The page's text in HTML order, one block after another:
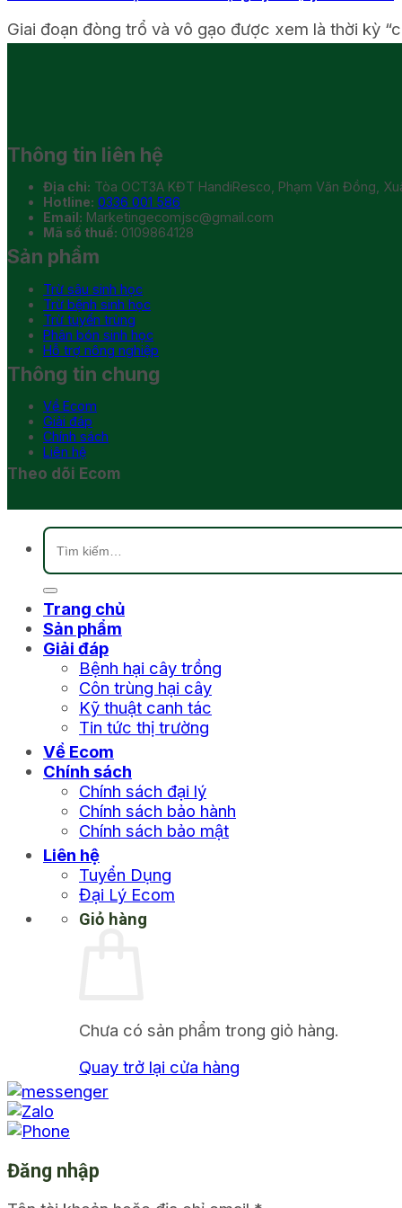
Giai đoạn đòng trổ và vô gạo được xem là thời kỳ
Thông tin liên hệ
Địa chỉ: Tòa OCT3A KĐT HandiResco, Phạm Văn Đồng,
Hotline: 0336 001 586
Email: Marketingecomjsc@gmail.com
Mã số thuế: 0109864128
Sản phẩm
Trừ sâu sinh học
Trừ bệnh sinh học
Trừ tuyến trùng
Phân bón sinh học
Hỗ trợ nông nghiệp
Thông tin chung
Về Ecom
Giải đáp
Chính sách
Liên hệ
Theo dõi Ecom
Tìm
kiếm:
Trang chủ
Sản phẩm
Giải đáp
Bệnh hại cây trồng
Côn trùng hại cây
Kỹ thuật canh tác
Tin tức thị trường
Về Ecom
Chính sách
Chính sách đại lý
Chính sách bảo hành
Chính sách bảo mật
Liên hệ
Tuyển Dụng
Đại Lý Ecom
Giỏ hàng
Chưa có sản phẩm trong giỏ hàng.
Quay trở lại cửa hàng
Đăng nhập